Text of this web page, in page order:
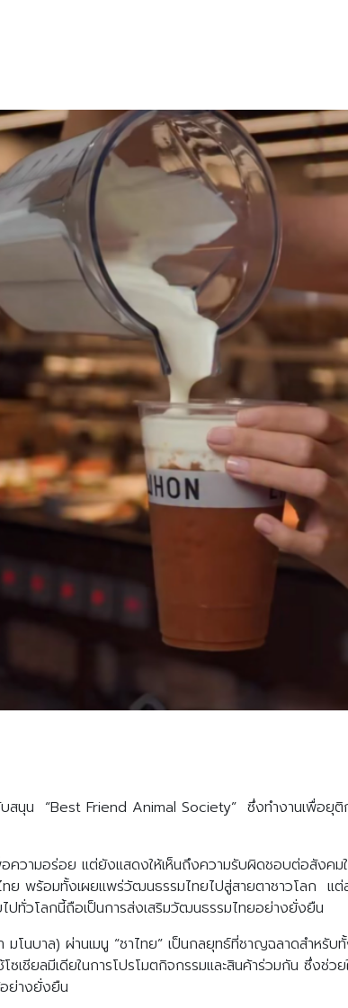
Search
สนุน “Best Friend Animal Society” ซึ่งทำงานเพื่อยุติก
ความอร่อย แต่ยังแสดงให้เห็นถึงความรับผิดชอบต่อสังคม
ทย พร้อมทั้งเผยแพร่วัฒนธรรมไทยไปสู่สายตาชาวโลก แต่
ทั่วโลกนี้ถือเป็นการส่งเสริมวัฒนธรรมไทยอย่างยั่งยืน
โนบาล) ผ่านเมนู “ชาไทย” เป็นกลยุทธ์ที่ชาญฉลาดสำห
เชียลมีเดียในการโปรโมตกิจกรรมและสินค้าร่วมกัน ซึ่งช่ว
ย่างยั่งยืน